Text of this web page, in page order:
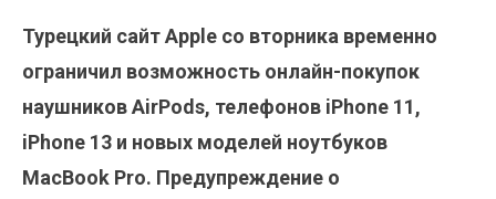
Турецкий сайт Apple со вторника временно
ограничил возможность онлайн-покупок
наушников AirPods, телефонов iPhone 11,
iPhone 13 и новых моделей ноутбуков
MacBook Pro. Предупреждение о